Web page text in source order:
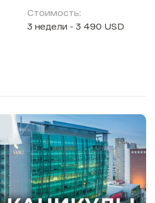
Стоимость:
3 недели - 3 490 USD